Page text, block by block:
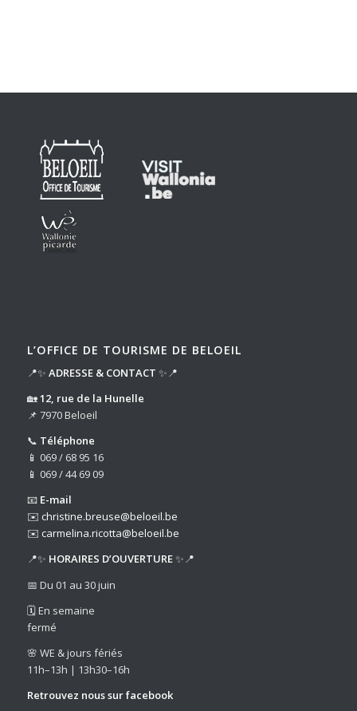
L’OFFICE DE TOURISME DE BELOEIL
📍✨ ADRESSE & CONTACT ✨📍
🏡12, rue de la Hunelle
📌 7970 Beloeil
📞 Téléphone
📱 069 / 68 95 16
📱 069 / 44 69 09
📧 E-mail
✉️ christine.breuse@beloeil.be
✉️ carmelina.ricotta@beloeil.be
📍✨ HORAIRES D’OUVERTURE✨📍
📅 Du 01 au 30 juin
🗓️ En semaine
fermé
🌸 WE & jours fériés
11h–13h | 13h30–16h
Retrouvez nous surfacebook